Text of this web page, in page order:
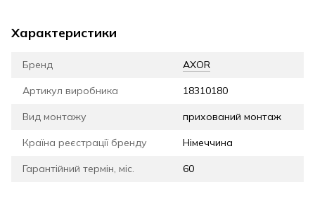
Характеристики
Бренд AXOR
Артикул виробника 18310180
Вид монтажу прихований монтаж
Країна реєстрації бренду Німеччина
Гарантійний термін, міс. 60